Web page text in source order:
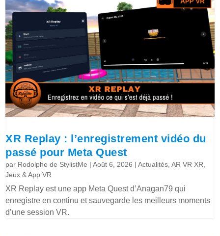
XR Replay : l’enregistrement vidéo du
passé pour Meta Quest
par Rodolphe de StylistMe |Août 6, 2026 |Actualités ,AR VR XR
Jeux & App VR
XR Replay est une app Meta Quest d’Anagan79 qui
enregistre en continu et sauvegarde les meilleurs moments
d’une session VR.